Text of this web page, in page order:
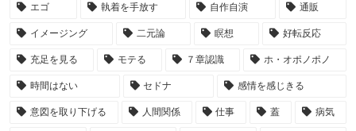
エゴ 執着を手放す 自作自演 通販
イメージング 二元論 瞑想 好転反応
充足を見る モテる ７章認識 ホ・オポノポノ
時間はない セドナ 感情を感じきる
意図を取り下げる 人間関係 仕事 蓋 病気